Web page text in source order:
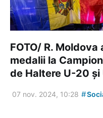
FOTO/ R.
medalii la
de Haltere U-20 și
07 nov. 2024, 10:28 #